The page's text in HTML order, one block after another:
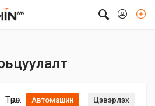
Төрөл: Автомашин Цэвэрлэх